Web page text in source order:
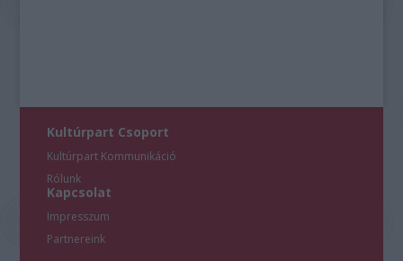
Kultúrpart Csoport
Kultúrpart Kommunikáció
Rólunk
Kapcsolat
Impresszum
Partnereink